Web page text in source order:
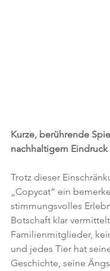
Kurze, berührende
nachhaltigem Eindruck
Trotz dieser
„Copycat“ ein
stimmungsvolles
Botschaft klar
Familienmitglieder,
und jedes Tier hat
Geschichte, seine